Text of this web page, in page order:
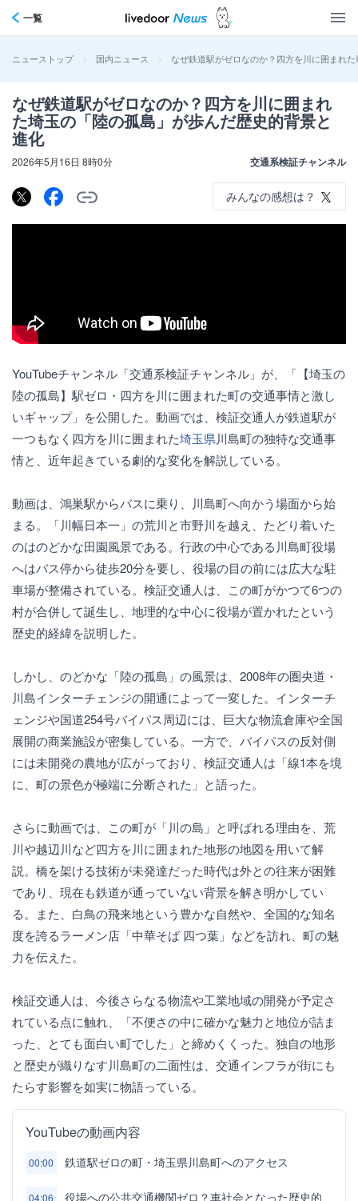
一覧
ニューストップ > 国内ニュース > なぜ鉄道駅がゼロなのか？四方を川に囲まれ
なぜ鉄道駅がゼロなのか？四方を川に囲まれ
た埼玉の「陸の孤島」が歩んだ歴史的背景と
進化
2026年5月16日 8時0分 交通系検証チャンネル
みんなの感想は？
YouTubeチャンネル「交通系検証チャンネル」が、「【埼玉の
陸の孤島】駅ゼロ・四方を川に囲まれた町の交通事情と激し
いギャップ」を公開した。動画では、検証交通人が鉄道駅が
一つもなく四方を川に囲まれた埼玉県川島町の独特な交通事
情と、近年起きている劇的な変化を解説している。
動画は、鴻巣駅からバスに乗り、川島町へ向かう場面から始
まる。「川幅日本一」の荒川と市野川を越え、たどり着いた
のはのどかな田園風景である。行政の中心である川島町役場
へはバス停から徒歩20分を要し、役場の目の前には広大な駐
車場が整備されている。検証交通人は、この町がかつて6つの
村が合併して誕生し、地理的な中心に役場が置かれたという
歴史的経緯を説明した。
しかし、のどかな「陸の孤島」の風景は、2008年の圏央道・
川島インターチェンジの開通によって一変した。インターチ
ェンジや国道254号バイパス周辺には、巨大な物流倉庫や全国
展開の商業施設が密集している。一方で、バイパスの反対側
には未開発の農地が広がっており、検証交通人は「線1本を境
に、町の景色が極端に分断された」と語った。
さらに動画では、この町が「川の島」と呼ばれる理由を、荒
川や越辺川など四方を川に囲まれた地形の地図を用いて解
説。橋を架ける技術が未発達だった時代は外との往来が困難
であり、現在も鉄道が通っていない背景を解き明かしてい
る。また、白鳥の飛来地という豊かな自然や、全国的な知名
度を誇るラーメン店「中華そば 四つ葉」などを訪れ、町の魅
力を伝えた。
検証交通人は、今後さらなる物流や工業地域の開発が予定さ
れている点に触れ、「不便さの中に確かな魅力と地位が詰ま
った、とても面白い町でした」と締めくくった。独自の地形
と歴史が織りなす川島町の二面性は、交通インフラが街にも
たらす影響を如実に物語っている。
YouTubeの動画内容
00:00 鉄道駅ゼロの町・埼玉県川島町へのアクセス
04:06
役場への公共交通機関ゼロ？車社会となった歴史的